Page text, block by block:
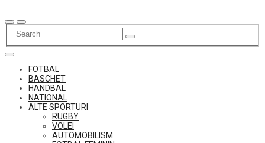
to
content
FOTBAL
BASCHET
HANDBAL
NATIONAL
ALTE SPORTURI
RUGBY
VOLEI
AUTOMOBILISM